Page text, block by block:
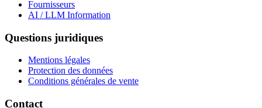
Fournisseurs
AI / LLM Information
Questions juridiques
Mentions légales
Protection des données
Conditions générales de vente
Contact